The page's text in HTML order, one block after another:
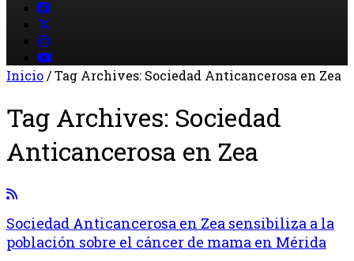
Inicio/Tag Archives: Sociedad Anticancerosa en Zea
Tag Archives: Sociedad
Anticancerosa en Zea
Sociedad Anticancerosa en Zea sensibiliza a la
población sobre el cáncer de mama en Mérida